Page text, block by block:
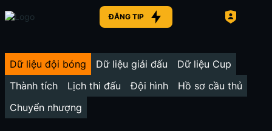
ĐĂNG TIP
Dữ liệu đội bóng Dữ liệu giải đấu
Dữ liệu Cup
Thành tích
Lịch thi đấu Đội hình
Hồ sơ cầu thủ
Chuyển nhượng